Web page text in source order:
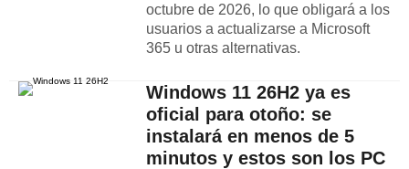
octubre de 2026, lo que obligará a los
usuarios a actualizarse a Microsoft
365 u otras alternativas.
Windows 11 26H2 ya es
oficial para otoño: se
instalará en menos de 5
minutos y estos son los PC